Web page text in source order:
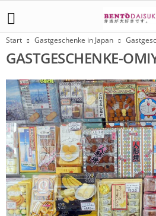
Start Gastgeschenke in Japan
GASTGESCHENKE-